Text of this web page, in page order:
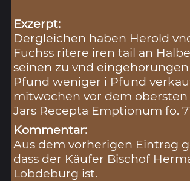
Exzerpt:
Dergleichen haben Herold
Fuchss ritere iren tail an
seinen zu vnd
Pfund weniger i Pfund
mitwochen vor dem obersten
Jars Recepta Emptionum fo.
Kommentar:
Aus dem vorherigen Eintrag
dass der Käufer Bischof
Lobdeburg ist.